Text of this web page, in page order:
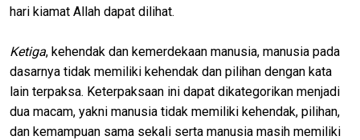
hari kiamat Allah dapat dilihat.
Ketiga, kehendak dan kemerdekaan manusia, manusia pada
dasarnya tidak memiliki kehendak dan pilihan dengan kata
lain terpaksa. Keterpaksaan ini dapat dikategorikan menjadi
dua macam, yakni manusia tidak memiliki kehendak, pilihan,
dan kemampuan sama sekali serta manusia masih memiliki